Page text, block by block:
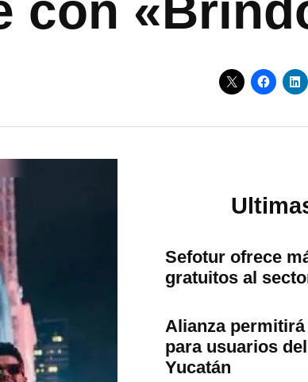
Sefotur ofrece
gratuitos al
Alianza
para usuarios
Yucatán